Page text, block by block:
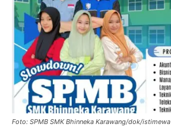
Foto: SPMB SMK Bhinneka Karawang/dok/istimewa